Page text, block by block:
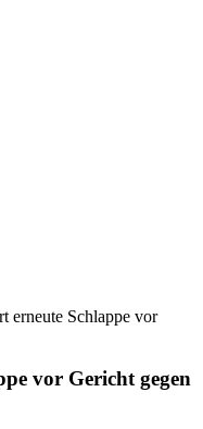
erneute Schlappe vor
vor Gericht gegen